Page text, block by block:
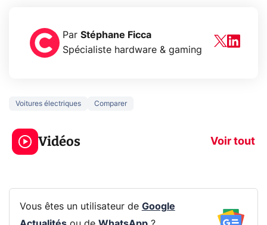
Par Stéphane Ficca
Spécialiste hardware & gaming
Voitures électriques Comparer
Vidéos Voir tout
3 écrans en 1 pour
319€ ? Voici L'AOC
CQ32G4ZA !
prochaine
Vous êtes un utilisateur de Google